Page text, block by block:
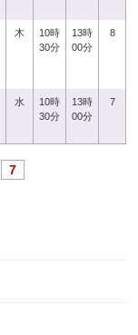
木
10時
30分
13時
00分
8
水
10時
30分
13時
00分
7
7